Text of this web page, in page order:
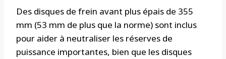
Des disques de frein avant plus épais de 355
mm (53 mm de plus que la norme) sont inclus
pour aider à neutraliser les réserves de
puissance importantes, bien que les disques